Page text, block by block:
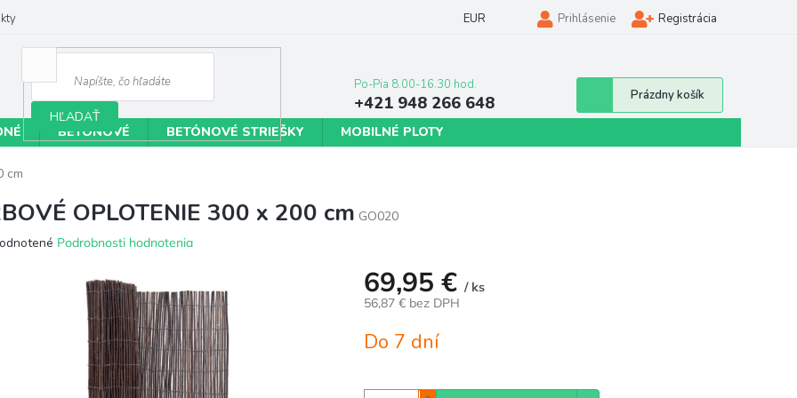
EUR Prihlásenie Registrácia
HĽADAŤ
+421 948 266 648
Nákupný
košík
Prázdny košík
BETÓNOVÉ BETÓNOVÉ STRIEŠKY MOBILNÉ PLOTY
cm
OPLOTENIE 300 x 200 cm GO020
Podrobnosti hodnotenia
69,95 € / ks
56,87 € bez DPH
cena:
Do 7 dní